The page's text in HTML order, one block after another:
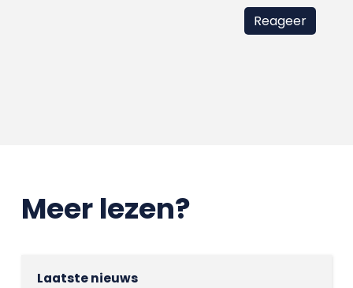
Meer lezen?
Laatste nieuws